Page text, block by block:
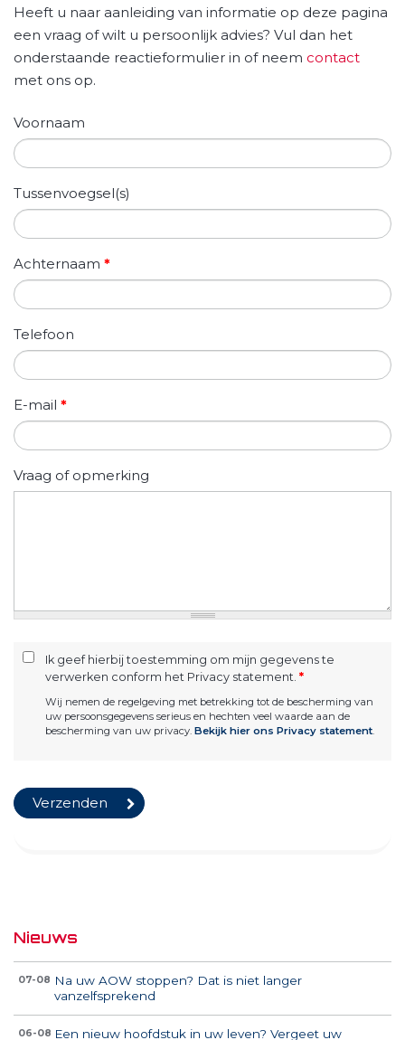
Heeft u naar aanleiding van informatie op deze pagina
een vraag of wilt u persoonlijk advies? Vul dan het
onderstaande reactieformulier in of neem contact
met ons op.
Voornaam
Tussenvoegsel(s)
Achternaam *
Telefoon
E-mail *
Vraag of opmerking
Ik geef hierbij toestemming om mijn gegevens te
verwerken conform het Privacy statement. *
Wij nemen de regelgeving met betrekking tot de bescherming van
uw persoonsgegevens serieus en hechten veel waarde aan de
bescherming van uw privacy. Bekijk hier ons Privacy statement.
Nieuws
07-08 Na uw AOW stoppen? Dat is niet langer
vanzelfsprekend
06-08 Een nieuw hoofdstuk in uw leven? Vergeet uw